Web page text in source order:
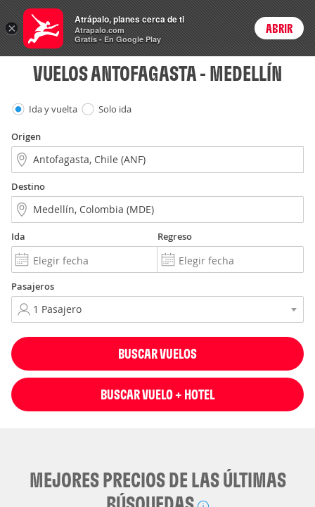
Vuelos Login
VUELOS ANTOFAGASTA - MEDELLÍN
Ida y vuelta Solo ida
Origen
Destino
Ida Regreso
Pasajeros
BUSCAR VUELOS
BUSCAR VUELO + HOTEL
MEJORES PRECIOS DE LAS ÚLTIMAS
×
Atrápalo, planes cerca de ti
Atrapalo.com
Gratis - En Google Play
ABRIR